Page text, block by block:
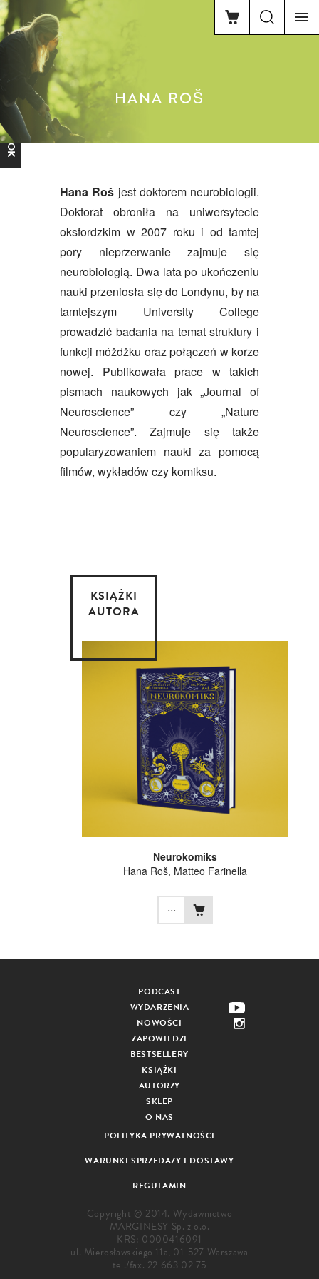
HANA ROŠ
FACEBOOK
Hana Roš jest doktorem neurobiologii.
Doktorat obroniła na uniwersytecie
oksfordzkim w 2007 roku i od tamtej
pory nieprzerwanie zajmuje się
neurobiologią. Dwa lata po ukończeniu
nauki przeniosła się do Londynu, by na
tamtejszym University College
prowadzić badania na temat struktury i
funkcji móżdżku oraz połączeń w korze
nowej. Publikowała prace w takich
pismach naukowych jak „Journal of
Neuroscience” czy „Nature
Neuroscience”. Zajmuje się także
popularyzowaniem nauki za pomocą
filmów, wykładów czy komiksu.
KSIĄŻKI
AUTORA
Neurokomiks
Hana Roš, Matteo Farinella
...
PODCAST
WYDARZENIA
NOWOŚCI
ZAPOWIEDZI
BESTSELLERY
KSIĄŻKI
AUTORZY
SKLEP
O NAS
POLITYKA PRYWATNOŚCI
WARUNKI SPRZEDAŻY I DOSTAWY
REGULAMIN
Copyright © 2014. Wydawnictwo
MARGINESY Sp. z o.o.
KRS: 0000416091
ul. Mierosławskiego 11a, 01-527 Warszawa
tel./fax. 22 663 02 75